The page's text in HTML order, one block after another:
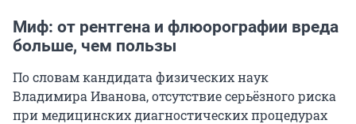
Миф: от рентгена и флюорографии вреда
больше, чем пользы
По словам кандидата физических наук
Владимира Иванова, отсутствие серьёзного риска
при медицинских диагностических процедурах